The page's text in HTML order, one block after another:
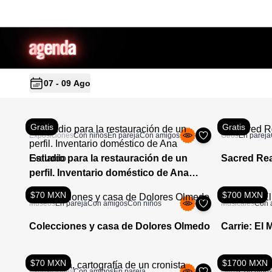
agenda
07 - 09 Ago
Gratis
ExposicionesCon niñosEn parejaCon amigos
Estudio para la restauración de un
perfil. Inventario doméstico de Ana
Gallardo
Gratis
OtrosEn pareja
Sacred
$70 MXN
MuseosEn parejaCon amigosCon niños
Colecciones y casa de Dolores Olmedo
$700 MXN
MusicalesCon
Carrie: El
$70 MXN $1700 MXN